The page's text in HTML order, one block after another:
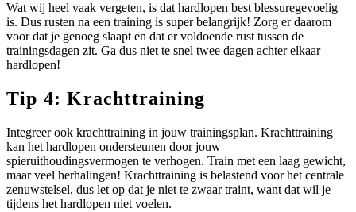
Wat wij heel vaak vergeten, is dat hardlopen best blessuregevoelig
is. Dus rusten na een training is super belangrijk! Zorg er daarom
voor dat je genoeg slaapt en dat er voldoende rust tussen de
trainingsdagen zit. Ga dus niet te snel twee dagen achter elkaar
hardlopen!
Tip 4: Krachttraining
Integreer ook krachttraining in jouw trainingsplan. Krachttraining
kan het hardlopen ondersteunen door jouw
spieruithoudingsvermogen te verhogen. Train met een laag gewicht,
maar veel herhalingen! Krachttraining is belastend voor het centrale
zenuwstelsel, dus let op dat je niet te zwaar traint, want dat wil je
tijdens het hardlopen niet voelen.